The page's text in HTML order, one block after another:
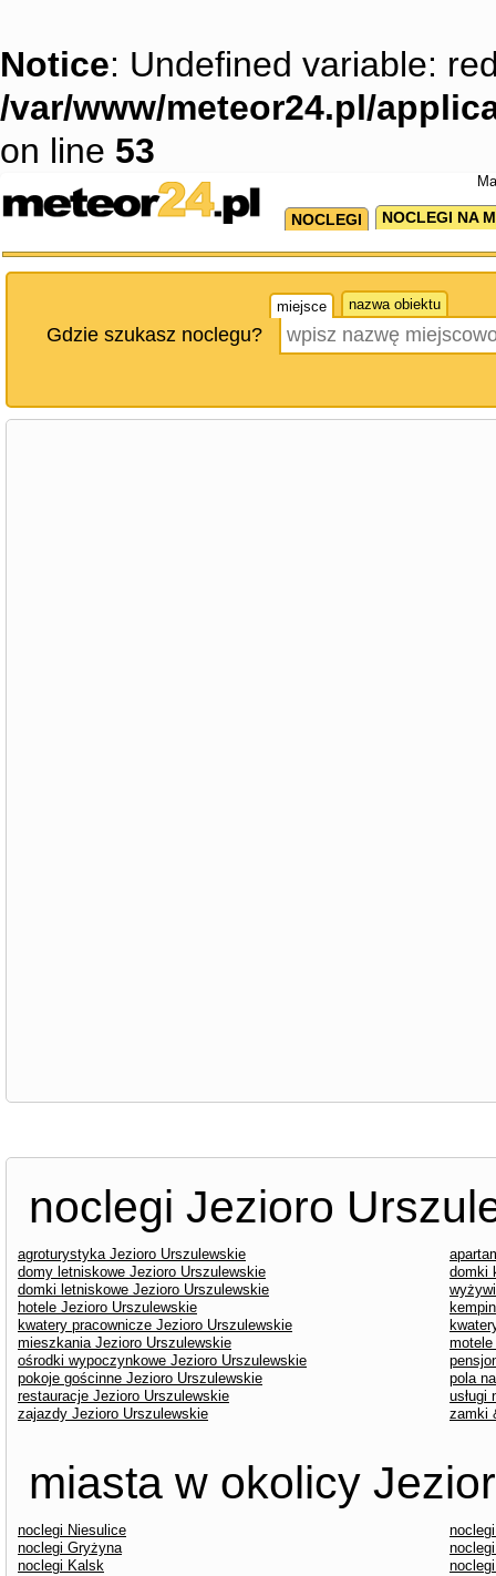
Notice: Undefined variable:
/var/www/meteor24.pl/
on line 53
NOCLEGI NOCLEGI NA
miejsce nazwa obiektu
Gdzie szukasz noclegu?
noclegi Jezioro
agroturystyka Jezioro Urszulewskie
domy letniskowe Jezioro Urszulewskie
domki
domki letniskowe Jezioro Urszulewskie
hotele Jezioro Urszulewskie
kwatery pracownicze Jezioro Urszulewskie
mieszkania Jezioro Urszulewskie
ośrodki wypoczynkowe Jezioro Urszulewskie
pokoje gościnne Jezioro Urszulewskie
pola
restauracje Jezioro Urszulewskie
usługi
zajazdy Jezioro Urszulewskie
zamki
miasta w okolicy
noclegi Niesulice
noclegi Gryżyna
noclegi Kalsk